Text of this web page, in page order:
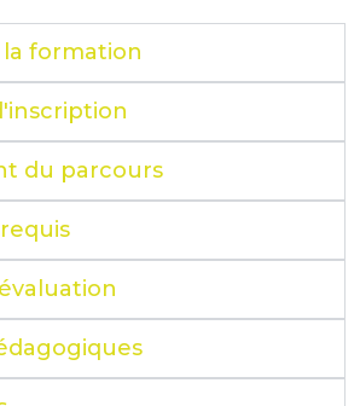
formation
du parcours